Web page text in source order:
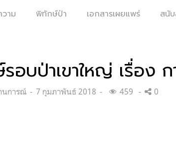
าม พิทักษ์ป่า เอกสารเผยแพร่ สนั
บป่าเขาใหญ่ เรื่อง ก
นการณ์
Posted
7 กุมภาพันธ์ 2018 459 0